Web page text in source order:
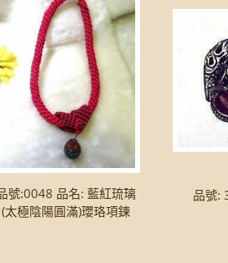
號:0048 品名: 藍紅琉璃
(太極陰陽圓滿)瓔珞項鍊
品號: